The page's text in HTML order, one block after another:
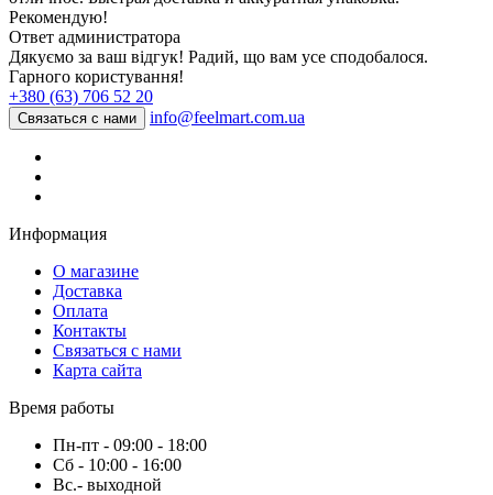
Рекомендую!
Ответ администратора
Дякуємо за ваш відгук! Радий, що вам усе сподобалося.
Гарного користування!
+380 (63) 706 52 20
Связаться с нами info@feelmart.com.ua
Информация
О магазине
Доставка
Оплата
Контакты
Связаться с нами
Карта сайта
Время работы
Пн-пт - 09:00 - 18:00
Сб - 10:00 - 16:00
Вс.- выходной